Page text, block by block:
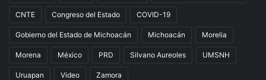
CNTE Congreso del Estado COVID-19
Gobierno del Estado de Michoacán Michoacán Morelia
Morena México PRD Silvano Aureoles UMSNH
Uruapan Video Zamora